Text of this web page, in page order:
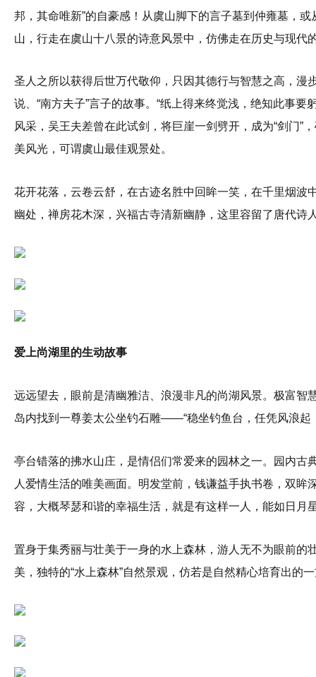
邦，其命唯新”的自豪感！从虞山脚下的言子墓到仲雍墓，
山，行走在虞山十八景的诗意风景中，仿佛走在历史与现代
圣人之所以获得后世万代敬仰，只因其德行与智慧之高，
说、“南方夫子”言子的故事。“纸上得来终觉浅，绝知此事
风采，吴王夫差曾在此试剑，将巨崖一剑劈开，成为“剑门”
美风光，可谓虞山最佳观景处。
花开花落，云卷云舒，在古迹名胜中回眸一笑，在千里烟
幽处，禅房花木深，兴福古寺清新幽静，这里容留了唐代诗
爱上尚湖里的生动故事
远远望去，眼前是清幽雅洁、浪漫非凡的尚湖风景。极富
岛内找到一尊姜太公坐钓石雕——“稳坐钓鱼台，任凭风浪起
亭台错落的拂水山庄，是情侣们常爱来的园林之一。园内
人爱情生活的唯美画面。明发堂前，钱谦益手执书卷，双
容，大概琴瑟和谐的幸福生活，就是有这样一人，能如日月
置身于集秀丽与壮美于一身的水上森林，游人无不为眼前的
美，独特的“水上森林”自然景观，仿若是自然精心培育出的